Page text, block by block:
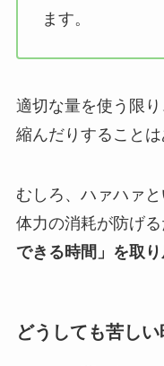
ます。
適切な量を使う限
縮んだりすることは
むしろ、ハァハァ
体力の消耗が防げる
できる時間」を取
どうしても苦し